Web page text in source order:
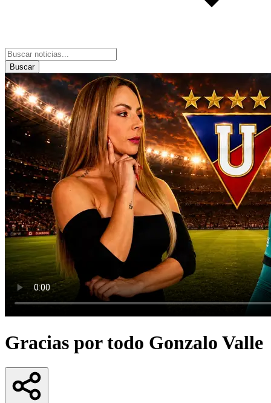
Buscar
Gracias por todo Gonzalo Valle